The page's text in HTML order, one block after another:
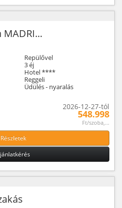
MADRI...
Repülővel
3 éj
Hotel ****
Reggeli
Üdülés - nyaralás
2026-12-27-tól
548.998
Ft/szoba,...
Részletek